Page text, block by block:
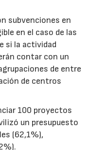
subvenciones en
en el caso de las
si la actividad
contar con un
de entre
de centros
100 proyectos
un presupuesto
(62,1%),